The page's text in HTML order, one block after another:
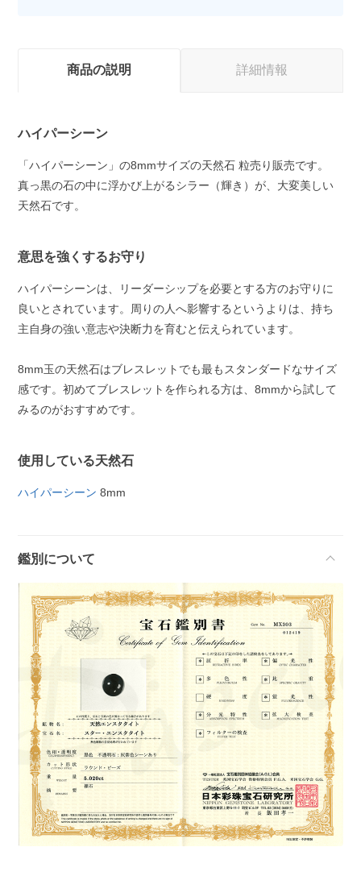
商品の説明 詳細情報
ハイパーシーン
「ハイパーシーン」の8mmサイズの天然石 粒売り販売です。
真っ黒の石の中に浮かび上がるシラー（輝き）が、大変美しい
天然石です。
意思を強くするお守り
ハイパーシーンは、リーダーシップを必要とする方のお守りに
良いとされています。周りの人へ影響するというよりは、持ち
主自身の強い意志や決断力を育むと伝えられています。
8mm玉の天然石はブレスレットでも最もスタンダードなサイズ
感です。初めてブレスレットを作られる方は、8mmから試して
みるのがおすすめです。
使用している天然石
ハイパーシーン 8mm
鑑別について